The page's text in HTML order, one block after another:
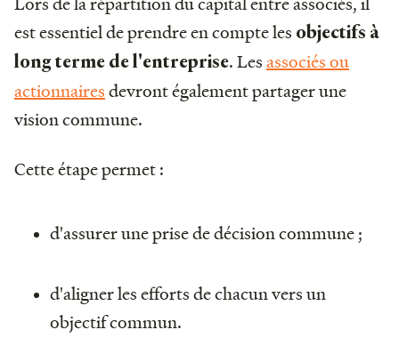
est essentiel de prendre en compte les objectifs à
long terme de l'entreprise. Lesassociés ou
actionnairesdevront également partager une
vision commune.
Cette étape permet :
d'assurer une prise de décision commune ;
d'aligner les efforts de chacun vers un
objectif commun.